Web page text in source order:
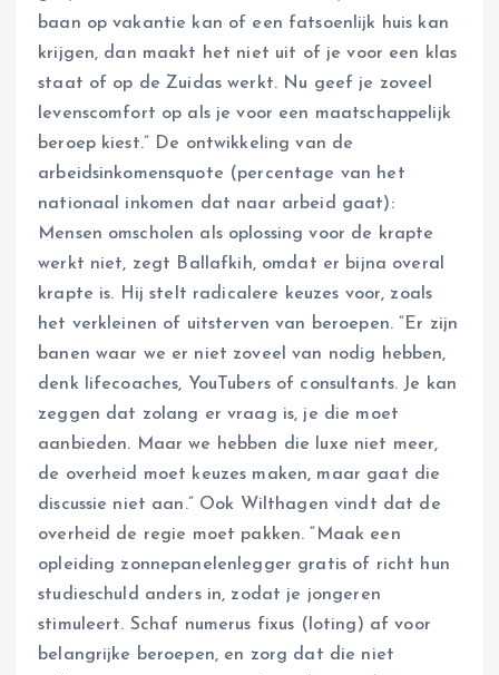
baan op vakantie kan of een fatsoenlijk huis kan
krijgen, dan maakt het niet uit of je voor een klas
staat of op de Zuidas werkt. Nu geef je zoveel
levenscomfort op als je voor een maatschappelijk
beroep kiest.” De ontwikkeling van de
arbeidsinkomensquote (percentage van het
nationaal inkomen dat naar arbeid gaat):
Mensen omscholen als oplossing voor de krapte
werkt niet, zegt Ballafkih, omdat er bijna overal
krapte is. Hij stelt radicalere keuzes voor, zoals
het verkleinen of uitsterven van beroepen. “Er zijn
banen waar we er niet zoveel van nodig hebben,
denk lifecoaches, YouTubers of consultants. Je kan
zeggen dat zolang er vraag is, je die moet
aanbieden. Maar we hebben die luxe niet meer,
de overheid moet keuzes maken, maar gaat die
discussie niet aan.” Ook Wilthagen vindt dat de
overheid de regie moet pakken. “Maak een
opleiding zonnepanelenlegger gratis of richt hun
studieschuld anders in, zodat je jongeren
stimuleert. Schaf numerus fixus (loting) af voor
belangrijke beroepen, en zorg dat die niet